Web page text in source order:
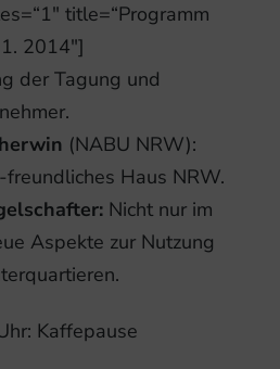
title=“Programm
2014″]
der Tagung und
(NABU NRW):
Haus NRW.
Nicht nur im
Aspekte zur Nutzung
Kaffepause